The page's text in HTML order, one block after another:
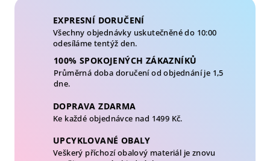
EXPRESNÍ DORUČENÍ
Všechny objednávky uskutečněné do 10:00
odesíláme tentýž den.
100% SPOKOJENÝCH ZÁKAZNÍKŮ
Průměrná doba doručení od objednání je 1,5
dne.
DOPRAVA ZDARMA
Ke každé objednávce nad 1499 Kč.
UPCYKLOVANÉ OBALY
Veškerý příchozí obalový materiál je znovu